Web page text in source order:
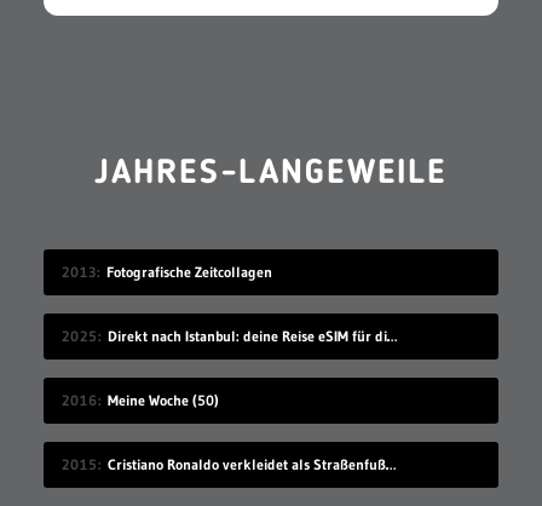
JAHRES-LANGEWEILE
2013 Fotografische Zeitcollagen
2025 Direkt nach Istanbul: deine Reise eSIM für die Türkei
2016 Meine Woche (50)
2015 Cristiano Ronaldo verkleidet als Straßenfußballer